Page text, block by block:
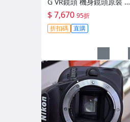
拆修無翻新 有輕微使用痕
跡 鏡頭-3430
$ 7,670 95折
折扣碼 直購